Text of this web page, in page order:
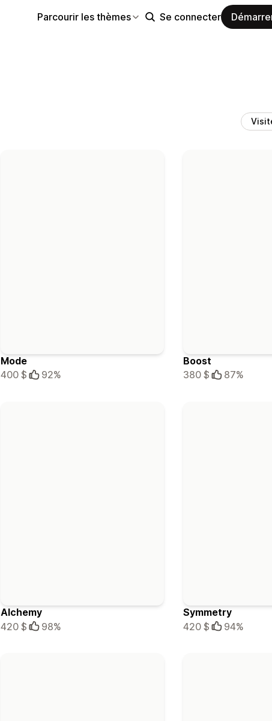
Parcourir les thèmes Se connecter
Mode
400 $
92%
Boost
380 $
87%
Alchemy
420 $
98%
Symmetry
420 $
94%